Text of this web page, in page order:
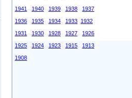
1941
1940 1939 1938
1937
1936
1935 1934 1933 1932
1931
1930 1928 1927
1926
1925
1924 1923 1915
1913
1908